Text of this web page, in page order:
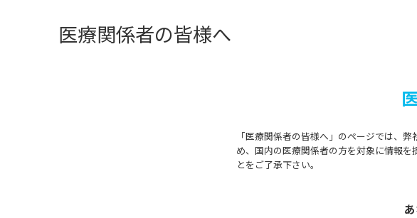
医療関係者の皆様へ
「医療関係者の皆様へ」のページでは、
め、国内の医療関係者の方を対象に情報
とをご了承下さい。